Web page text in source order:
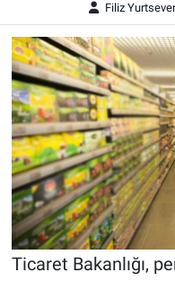
Filiz
Ticaret Bakanlığı,